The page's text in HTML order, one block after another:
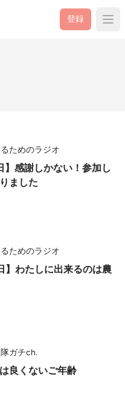
登録
ためのラジオ
感謝しかない！参加し
ました
ためのラジオ
わたしに出来るのは農
ガチch.
良くないご年齢